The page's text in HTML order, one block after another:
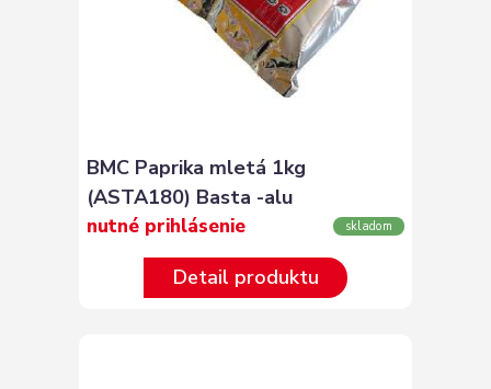
BMC Paprika mletá 1kg
(ASTA180) Basta -alu
nutné prihlásenie skladom
Detail produktu